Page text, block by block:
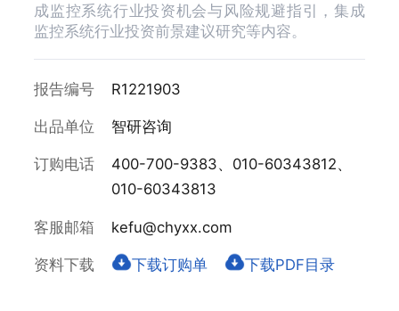
成监控系统行业投资机会与风险规避指引，集成
监控系统行业投资前景建议研究等内容。
报告编号 R1221903
出品单位 智研咨询
订购电话
400-700-9383、010-60343812、
010-60343813
客服邮箱 kefu@chyxx.com
资料下载 下载订购单 下载PDF目录